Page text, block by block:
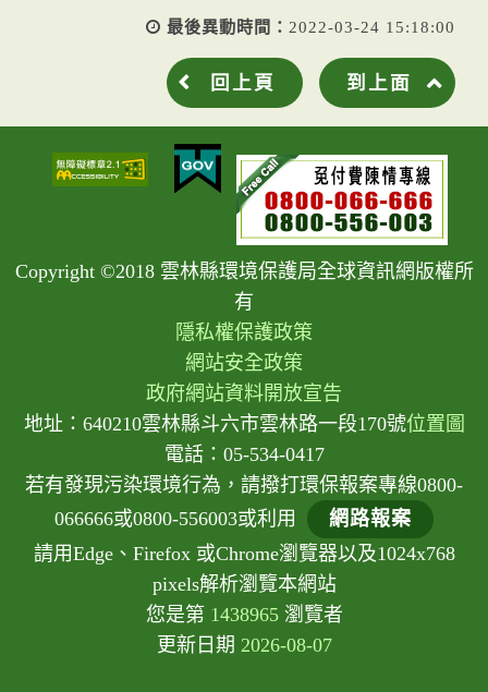
最後異動時間： 2022-03-24 15:18:00
回上頁 到上面
Copyright ©2018 雲林縣環境保護局全球資訊網版權所
有
隱私權保護政策
網站安全政策
政府網站資料開放宣告
地址：640210雲林縣斗六市雲林路一段170號位置圖
電話：05-534-0417
若有發現污染環境行為，請撥打環保報案專線0800-
066666或0800-556003或利用
網路報案
請用Edge、Firefox 或Chrome瀏覽器以及1024x768
pixels解析瀏覽本網站
您是第 1438965瀏覽者
更新日期 2026-08-07